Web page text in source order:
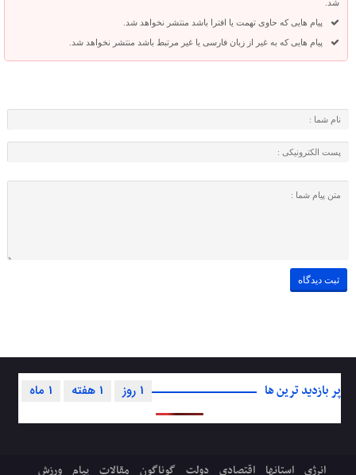
شد.
پیام هایی که حاوی تهمت یا افترا باشد منتشر نخواهد شد.
پیام هایی که به غیر از زبان فارسی یا غیر مرتبط باشد منتشر نخواهد شد.
پر بازدید ترین ها 1 ماه 1 هفته 1 روز
انرژی استانها اقتصادی دولت گوناگون مقالات پیام ورزش